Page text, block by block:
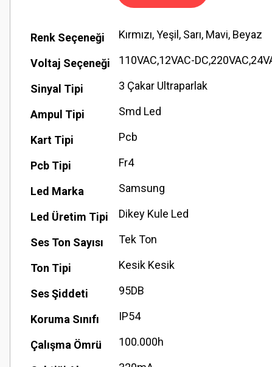
Renk Seçeneği Kırmızı, Yeşil, Sarı, Mavi, Beyaz
Voltaj Seçeneği 110VAC,12VAC-
Sinyal Tipi 3 Çakar Ultraparlak
Ampul Tipi Smd Led
Kart Tipi Pcb
Pcb Tipi Fr4
Led Marka Samsung
Led Üretim Tipi Dikey Kule Led
Ses Ton Sayısı Tek Ton
Ton Tipi Kesik Kesik
Ses Şiddeti 95DB
Koruma Sınıfı IP54
Çalışma Ömrü 100.000h